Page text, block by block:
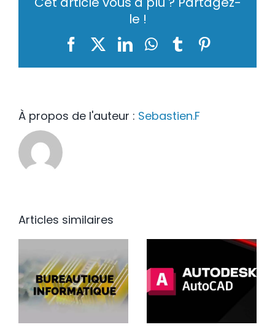
le !
FacebookLinkedInWhatsApp
Tumblr
À propos de l'auteur : Sebastien.F
Articles similaires